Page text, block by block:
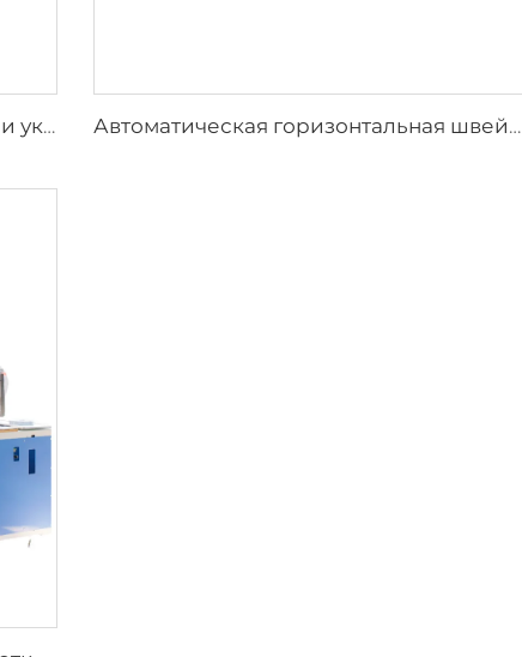
Автоматическая машина для сбора и укладки полотенец для автоматической производственной линии шитья полотенец Автоматическая горизонтальная швейная машина для полотенец, машина для вязки трикотажных полотенец по основе и утку, полностью автоматическая швейная машина для микрофибры